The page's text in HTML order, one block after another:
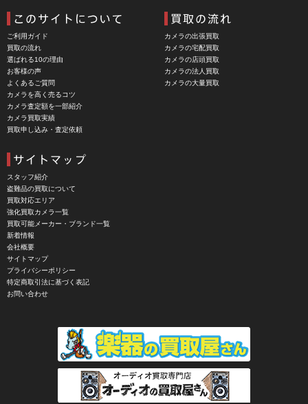
Carhartt（カーハート）
Carl Zeiss Jena（カールツアイスイエナ）
CASIO（カシオ）
CBL Lens（シービーエル）
CHINON（チノン）
CHIYOCA 千代田商会（ちよだしょうかい）
CIESTA（シエスタ）
Cineroid（シネロイド）
CINEVATE （シネベート）
CIRO （シロ）
CLARUS（クラルス）
Clay Smith（クレイスミス）
COMET（コメット）
Corfield（コーフィールド）
COSINA（コシナ）
COSMOS（コスモスインターナショナル）
COTTA（コッタ）
ご利用ガイド
買取の流れ
選ばれる10の理由
お客様の声
よくあるご質問
カメラを高く売るコツ
カメラ査定額を一部紹介
カメラ買取実績
買取申し込み・査定依頼
カメラの出張買取
カメラの宅配買取
カメラの店頭買取
カメラの法人買取
カメラの大量買取
スタッフ紹介
盗難品の買取について
買取対応エリア
強化買取カメラ一覧
買取可能メーカー・ブランド一覧
新着情報
会社概要
サイトマップ
プライバシーポリシー
特定商取引法に基づく表記
お問い合わせ